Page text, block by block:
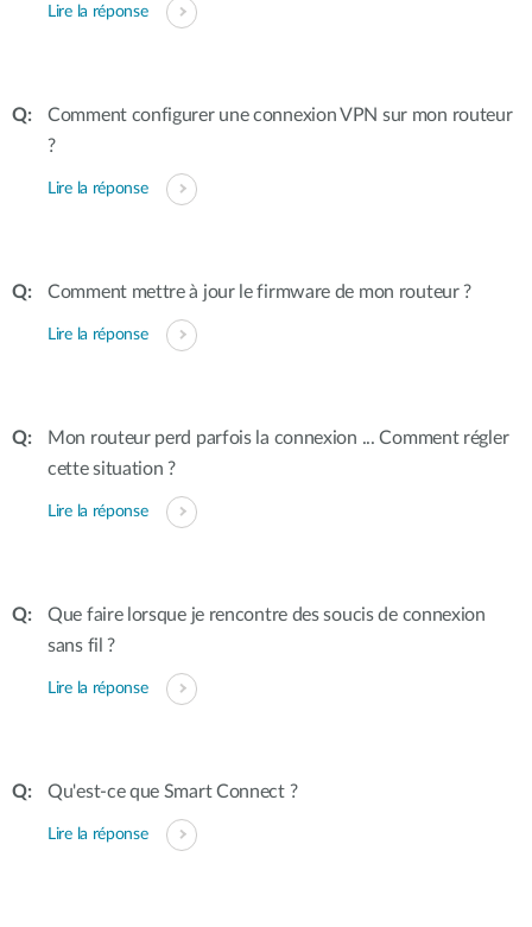
Lire la réponse
Comment configurer une connexion VPN sur mon routeur
?
Lire la réponse
Comment mettre à jour le firmware de mon routeur ?
Lire la réponse
Mon routeur perd parfois la connexion ... Comment régler
cette situation ?
Lire la réponse
Que faire lorsque je rencontre des soucis de connexion
sans fil ?
Lire la réponse
Qu'est-ce que Smart Connect ?
Lire la réponse